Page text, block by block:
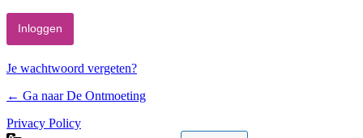
Je wachtwoord vergeten?
← Ga naar De Ontmoeting
Privacy Policy